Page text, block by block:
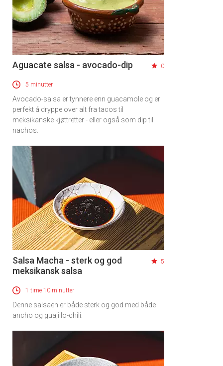
Aguacate salsa - avocado-dip 0
5 minutter
Avocado-salsa er tynnere enn guacamole og er
perfekt å dryppe over alt fra tacos til
meksikanske kjøttretter - eller også som dip til
nachos.
Salsa Macha - sterk og god
meksikansk salsa
5
1 time 10 minutter
Denne salsaen er både sterk og god med både
ancho og guajillo-chili.